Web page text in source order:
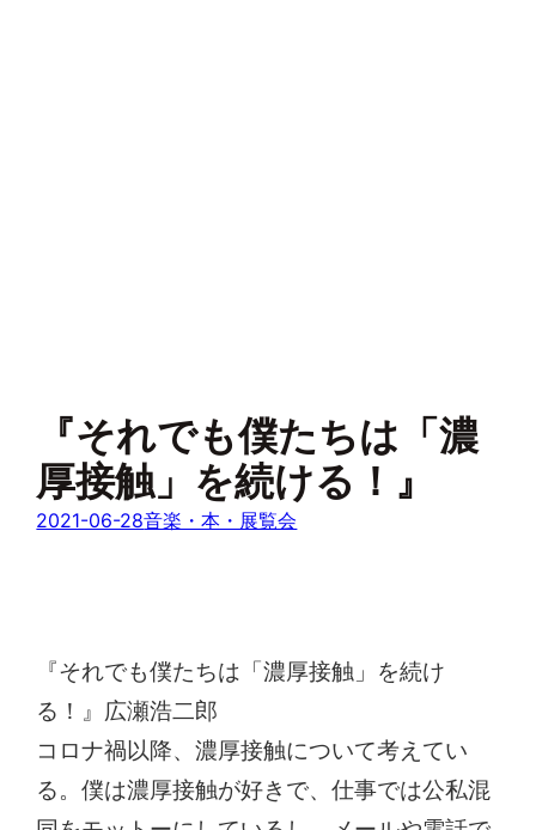
『それでも僕たちは「濃
厚接触」を続ける！』
2021-06-28音楽・本・展覧会
『それでも僕たちは「濃厚接触」を続け
る！』広瀬浩二郎
コロナ禍以降、濃厚接触について考えてい
る。僕は濃厚接触が好きで、仕事では公私混